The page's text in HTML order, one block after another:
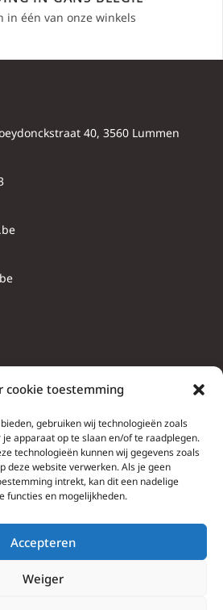
cookie toestemming
gebruiken wij technologieën zoals
apparaat op te slaan en/of te raadplegen.
technologieën kunnen wij gegevens zoals
deze website verwerken. Als je geen
intrekt, kan dit een nadelige
functies en mogelijkheden.
Accepteren
Weiger
in één van onze winkels
40, 3560 Lummen